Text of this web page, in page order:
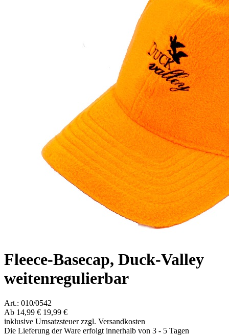
Fleece-Basecap, Duck-Valley
weitenregulierbar
Art.: 010/0542
Ab 14,99 € 19,99 €
inklusive Umsatzsteuer zzgl. Versandkosten
Die Lieferung der Ware erfolgt innerhalb von 3 - 5 Tagen